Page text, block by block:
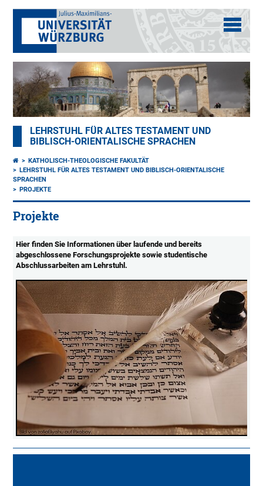
LEHRSTUHL FÜR ALTES TESTAMENT UND
BIBLISCH-ORIENTALISCHE SPRACHEN
KATHOLISCH-THEOLOGISCHE FAKULTÄT
LEHRSTUHL FÜR ALTES TESTAMENT UND BIBLISCH-ORIENTALISCHE
SPRACHEN
PROJEKTE
Projekte
Hier finden Sie Informationen über laufende und bereits
abgeschlossene Forschungsprojekte sowie studentische
Abschlussarbeiten am Lehrstuhl.